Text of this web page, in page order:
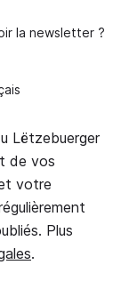
la newsletter ?
Lëtzebuerger
de vos
votre
Plus
.